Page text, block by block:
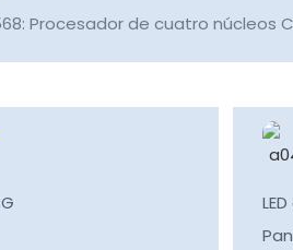
Procesador de cuatro núcleos